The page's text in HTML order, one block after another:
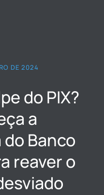
DE 2024
do PIX?
a
Banco
reaver o